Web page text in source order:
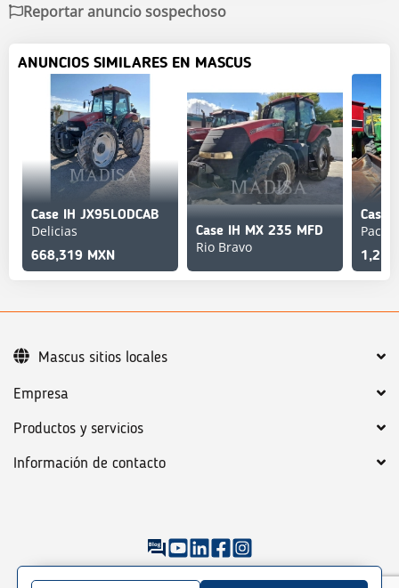
Reportar anuncio sospechoso
ANUNCIOS SIMILARES EN MASCUS
Case IH JX95LODCAB
Delicias
668,319 MXN
Case IH MX 235 MFD
Rio Bravo
Case
Empresa
Productos y servicios
Información de contacto
©2026 Mascus Condiciones generales
Mascus sitios locales